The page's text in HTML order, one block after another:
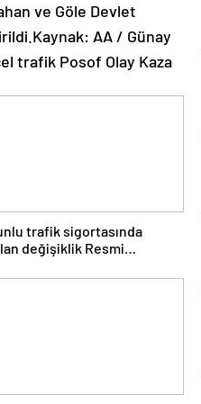
ve Göle Devlet
AA / Günay
trafik Posof Olay Kaza
trafik sigortasında
değişiklik Resmi
girdi